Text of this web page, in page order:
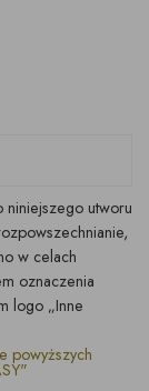
niniejszego utworu
w celach
oznaczenia
logo „Inne
powyższych